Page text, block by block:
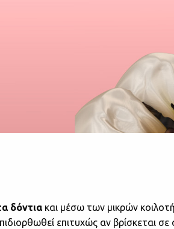
δόντιακαι μέσω των μικρών
επιτυχώς αν βρίσκεται